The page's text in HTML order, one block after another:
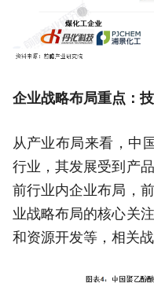
企业战略布局重点：
从产业布局来看，中
行业，其发展受到产
前行业内企业布局，
业战略布局的核心关
和资源开发等，相关